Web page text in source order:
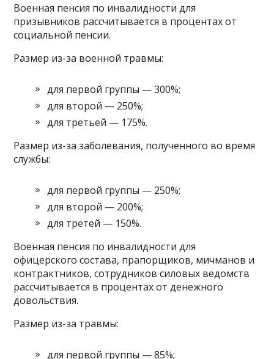
Военная пенсия по инвалидности для
призывников рассчитывается в процентах от
социальной пенсии.
Размер из-за военной травмы:
для первой группы — 300%;
для второй — 250%;
для третьей — 175%.
Размер из-за заболевания, полученного во время
службы:
для первой группы — 250%;
для второй — 200%;
для третей — 150%.
Военная пенсия по инвалидности для
офицерского состава, прапорщиков, мичманов и
контрактников, сотрудников силовых ведомств
рассчитывается в процентах от денежного
довольствия.
Размер из-за травмы:
для первой группы — 85%;